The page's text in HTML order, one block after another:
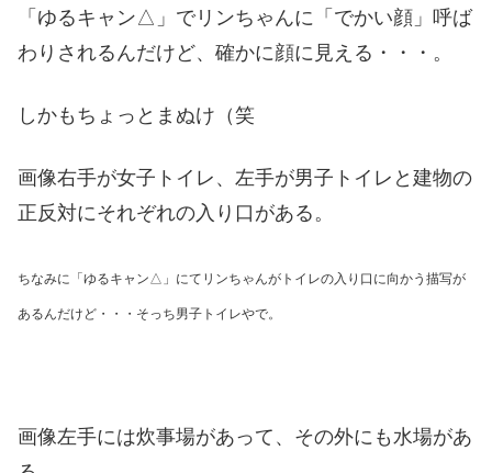
「ゆるキャン△」でリンちゃんに「でかい顔」呼ば
わりされるんだけど、確かに顔に見える・・・。
しかもちょっとまぬけ（笑
画像右手が女子トイレ、左手が男子トイレと建物の
正反対にそれぞれの入り口がある。
ちなみに「ゆるキャン△」にてリンちゃんがトイレの入り口に向かう描写が
あるんだけど・・・そっち男子トイレやで。
画像左手には炊事場があって、その外にも水場があ